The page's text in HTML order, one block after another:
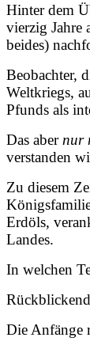
Hinter dem
vierzig Jahre
beides)
Beobachter,
Weltkriegs,
Pfunds als
Das abernur
verstanden
Zu diesem
Erdöls,
Landes.
In welchen
Die Anfänge